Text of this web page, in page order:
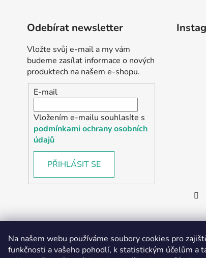
Na našem webu používáme soubory cookies pro
funkčnosti a vašeho pohodlí, k statistickým účelům a
Odebírat newsletter
Vložte svůj e-mail a my vám
budeme zasílat informace o nových
produktech na našem e-shopu.
E-mail
Vložením e-mailu souhlasíte s
podmínkami ochrany osobních
údajů
PŘIHLÁSIT SE